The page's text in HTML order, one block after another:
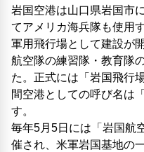
岩国空港は山口県岩国市
てアメリカ海兵隊も使用
軍用飛行場として建設が
航空隊の練習隊・教育隊
た。正式には「岩国飛行
間空港としての呼び名は
す。
毎年5月5日には「岩国航
催され、米軍岩国基地の